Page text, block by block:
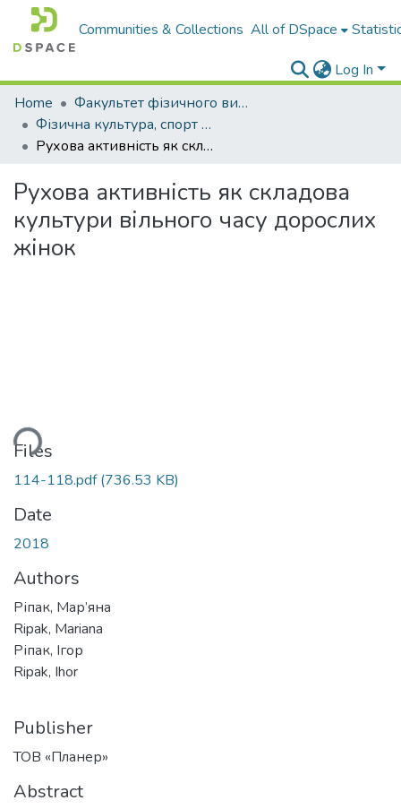
Communities & Collections All of DSpace
Log In
Home
Факультет фізичного виховання і спорту
Фізична культура, спорт та здоров'я нації : збірник наукових праць
Рухова активність як складова культури вільного часу дорослих жінок
Рухова активність як складова
культури вільного часу дорослих
жінок
Loading...
Files
114-118.pdf(736.53 KB)
Date
2018
Authors
Ріпак, Мар’яна
Ripak, Mariana
Ріпак, Ігор
Ripak, Ihor
Publisher
ТОВ «Планер»
Abstract